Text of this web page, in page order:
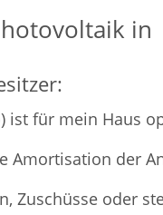
in
ist für mein Haus
Amortisation der
Zuschüsse oder